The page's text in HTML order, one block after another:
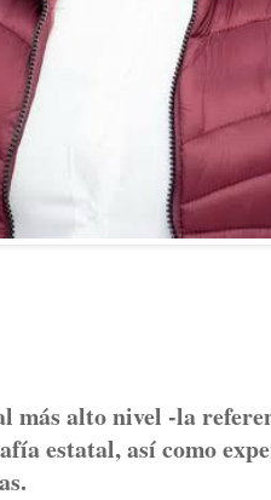
más alto nivel -la
estatal, así como